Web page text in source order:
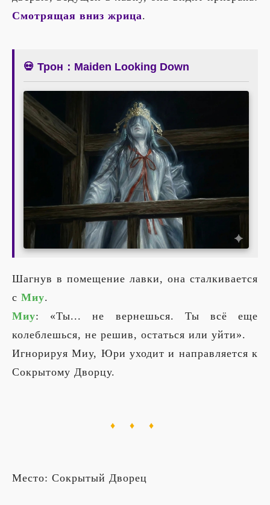
Смотрящая вниз жрица.
💀 Трон：Maiden Looking Down
Шагнув в помещение лавки, она сталкивается
с Миу.
Миу: «Ты... не вернешься. Ты всё еще
колеблешься, не решив, остаться или уйти».
Игнорируя Миу, Юри уходит и направляется к
Сокрытому Дворцу.
♦ ♦ ♦
Место: Сокрытый Дворец